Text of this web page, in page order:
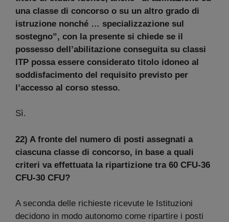
una classe di concorso o su un altro grado di
istruzione nonché … specializzazione sul
sostegno”, con la presente si chiede se il
possesso dell’abilitazione conseguita su classi
ITP possa essere considerato titolo idoneo al
soddisfacimento del requisito previsto per
l’accesso al corso stesso.
Sì.
22) A fronte del numero di posti assegnati a
ciascuna classe di concorso, in base a quali
criteri va effettuata la ripartizione tra 60 CFU-36
CFU-30 CFU?
A seconda delle richieste ricevute le Istituzioni
decidono in modo autonomo come ripartire i posti